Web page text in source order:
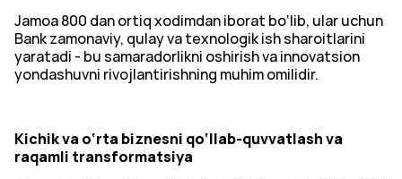
Jamoa 800 dan ortiq xodimdan iborat bo‘lib, ular uchun
Bank zamonaviy, qulay va texnologik ish sharoitlarini
yaratadi - bu samaradorlikni oshirish va innovatsion
yondashuvni rivojlantirishning muhim omilidir.
Kichik va o‘rta biznesni qo‘llab-quvvatlash va
raqamli transformatsiya